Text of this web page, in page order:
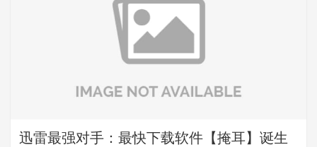
迅雷最强对手：最快下载软件【掩耳】诞生